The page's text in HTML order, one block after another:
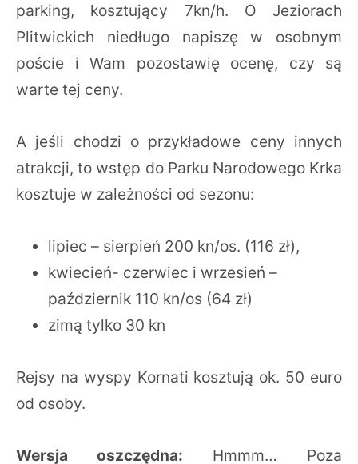
parking, kosztujący 7kn/h. O Jeziorach
Plitwickich niedługo napiszę w osobnym
poście i Wam pozostawię ocenę, czy są
warte tej ceny.
A jeśli chodzi o przykładowe ceny innych
atrakcji, to wstęp do Parku Narodowego Krka
kosztuje w zależności od sezonu:
lipiec – sierpień 200 kn/os. (116 zł),
kwiecień- czerwiec i wrzesień –
październik 110 kn/os (64 zł)
zimą tylko 30 kn
Rejsy na wyspy Kornati kosztują ok. 50 euro
od osoby.
Wersja oszczędna: Hmmm… Poza